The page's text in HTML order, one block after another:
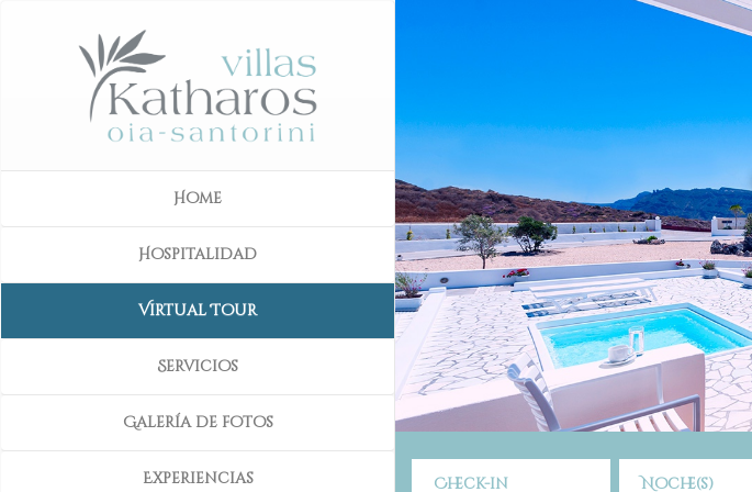
Home
Hospitalidad
Virtual Tour
Servicios
Galería de fotos
Experiencias Check-in Noche(s)